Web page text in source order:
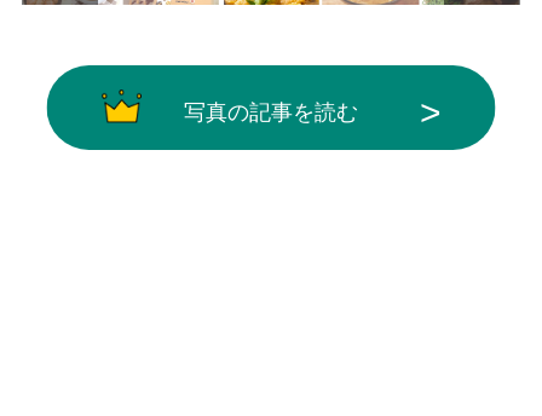
写真の記事を読む